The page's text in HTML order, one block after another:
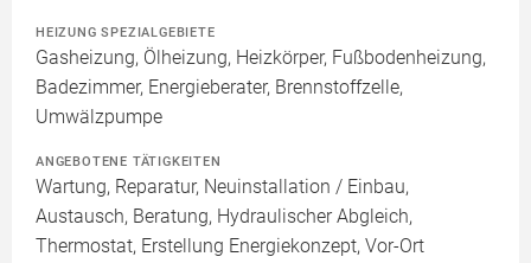
HEIZUNG SPEZIALGEBIETE
Gasheizung, Ölheizung, Heizkörper, Fußbodenheizung,
Badezimmer, Energieberater, Brennstoffzelle,
Umwälzpumpe
ANGEBOTENE TÄTIGKEITEN
Wartung, Reparatur, Neuinstallation / Einbau,
Austausch, Beratung, Hydraulischer Abgleich,
Thermostat, Erstellung Energiekonzept, Vor-Ort